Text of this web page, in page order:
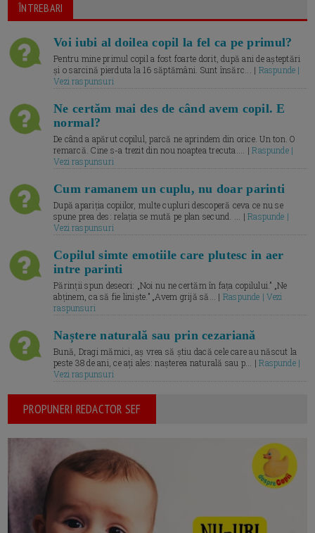
ÎNTREBARI
Voi iubi al doilea copil la fel ca pe primul?
Pentru mine primul copil a fost foarte dorit, după ani de așteptări
și o sarcină pierduta la 16 săptămâni. Sunt însărc... | Raspunde |
Vezi raspunsuri
Ne certăm mai des de când avem copil. E
normal?
De când a apărut copilul, parcă ne aprindem din orice. Un ton. O
remarcă. Cine s-a trezit din nou noaptea trecuta.... |Raspunde |
Vezi raspunsuri
Cum ramanem un cuplu, nu doar parinti
După apariția copiilor, multe cupluri descoperă ceva ce nu se
spune prea des: relația se mută pe plan secund. ... |Raspunde |
Vezi raspunsuri
Copilul simte emotiile care plutesc in aer
intre parinti
Părinții spun deseori: „Noi nu ne certăm în fața copilului.” „Ne
abținem, ca să fie liniște.” „Avem grijă să... | Raspunde | Vezi
raspunsuri
Naștere naturală sau prin cezariană
Bună, Dragi mămici, aș vrea să știu dacă cele care au născut la
peste 38 de ani, ce ați ales: nașterea naturală sau p... |Raspunde |
Vezi raspunsuri
PROPUNERI REDACTOR SEF